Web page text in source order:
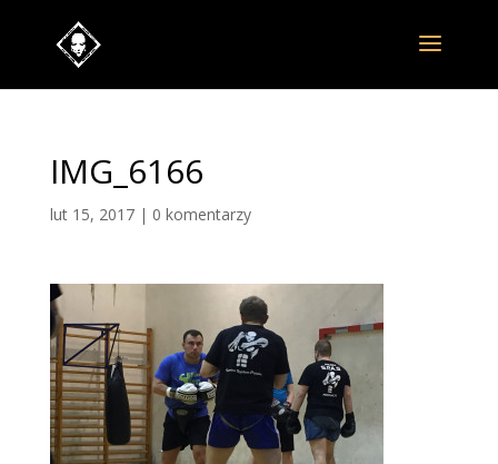
IMG_6166
lut 15, 2017| 0 komentarzy